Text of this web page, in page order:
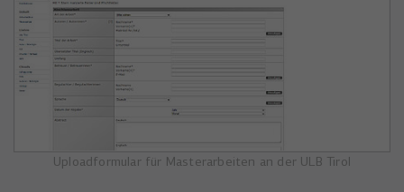
Uploadformular für Masterarbeiten an der ULB Tirol